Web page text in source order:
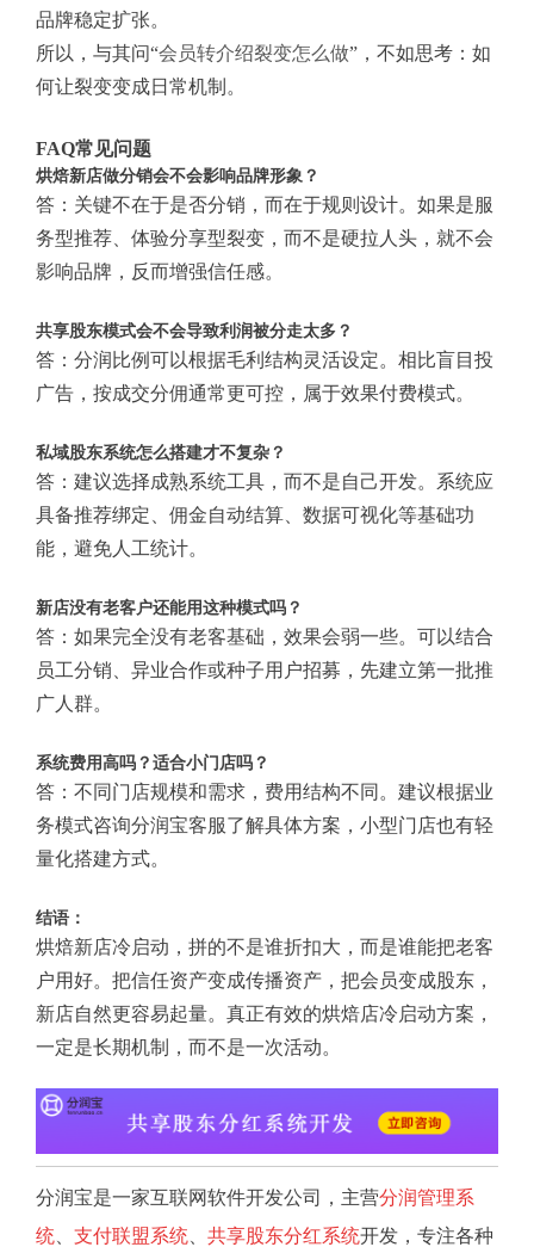
品牌稳定扩张。
所以，与其问“会员转介绍裂变怎么做”，不如思考：如
何让裂变变成日常机制。
FAQ常见问题
烘焙新店做分销会不会影响品牌形象？
答：关键不在于是否分销，而在于规则设计。如果是服
务型推荐、体验分享型裂变，而不是硬拉人头，就不会
影响品牌，反而增强信任感。
共享股东模式会不会导致利润被分走太多？
答：分润比例可以根据毛利结构灵活设定。相比盲目投
广告，按成交分佣通常更可控，属于效果付费模式。
私域股东系统怎么搭建才不复杂？
答：建议选择成熟系统工具，而不是自己开发。系统应
具备推荐绑定、佣金自动结算、数据可视化等基础功
能，避免人工统计。
新店没有老客户还能用这种模式吗？
答：如果完全没有老客基础，效果会弱一些。可以结合
员工分销、异业合作或种子用户招募，先建立第一批推
广人群。
系统费用高吗？适合小门店吗？
答：不同门店规模和需求，费用结构不同。建议根据业
务模式咨询分润宝客服了解具体方案，小型门店也有轻
量化搭建方式。
结语：
烘焙新店冷启动，拼的不是谁折扣大，而是谁能把老客
户用好。把信任资产变成传播资产，把会员变成股东，
新店自然更容易起量。真正有效的烘焙店冷启动方案，
一定是长期机制，而不是一次活动。
分润宝是一家互联网软件开发公司，主营分润管理系
统
支付联盟系统 共享股东分红系统开发，专注各种